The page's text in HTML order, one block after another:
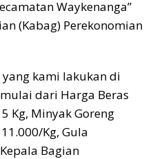
Waykenanga”
(Kabag) Perekonomian
kami lakukan di
dari Harga Beras
Kg, Minyak Goreng
Kg, Gula
Bagian